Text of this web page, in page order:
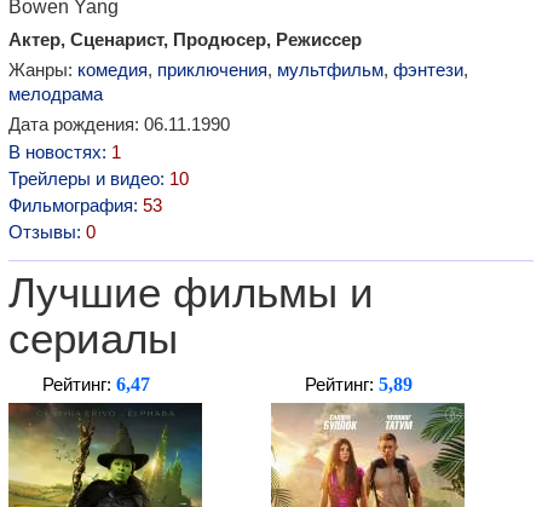
Bowen Yang
Актер, Сценарист, Продюсер, Режиссер
Жанры: комедия, приключения, мультфильм, фэнтези,
мелодрама
Дата рождения: 06.11.1990
В новостях: 1
Трейлеры и видео: 10
Фильмография: 53
Отзывы: 0
Лучшие фильмы и
сериалы
Рейтинг: 6,47 Рейтинг: 5,89